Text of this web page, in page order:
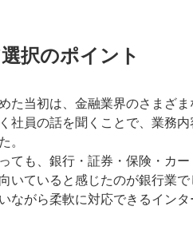
択のポイント
た当初は、金融業界のさまざ
社員の話を聞くことで、業務
。
ても、銀行・証券・保険・カ
いていると感じたのが銀行業
ながら柔軟に対応できるイン